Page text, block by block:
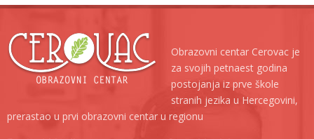
Obrazovni centar Cerovac je
za svojih petnaest godina
postojanja iz prve škole
stranih jezika u Hercegovini,
prerastao u prvi obrazovni centar u regionu